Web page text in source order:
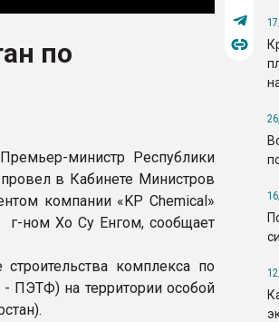
по
министр Республики
в Кабинете Министров
компании «KP Chemical»
ном Хо Су Енгом, сообщает
комплекса по
- ПЭТФ) на территории особой